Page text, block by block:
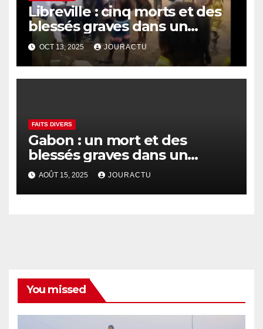
Libreville : cinq morts et des
blessés graves dans un
accident de voiture au PK 13
OCT 13, 2025 JOURACTU
FAITS DIVERS
Gabon : un mort et des
blessés graves dans un
accident près de Mitzic
AOÛT 15, 2025 JOURACTU
You missed